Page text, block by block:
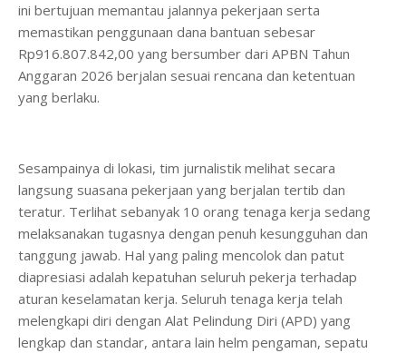
ini bertujuan memantau jalannya pekerjaan serta
memastikan penggunaan dana bantuan sebesar
Rp916.807.842,00 yang bersumber dari APBN Tahun
Anggaran 2026 berjalan sesuai rencana dan ketentuan
yang berlaku.
Sesampainya di lokasi, tim jurnalistik melihat secara
langsung suasana pekerjaan yang berjalan tertib dan
teratur. Terlihat sebanyak 10 orang tenaga kerja sedang
melaksanakan tugasnya dengan penuh kesungguhan dan
tanggung jawab. Hal yang paling mencolok dan patut
diapresiasi adalah kepatuhan seluruh pekerja terhadap
aturan keselamatan kerja. Seluruh tenaga kerja telah
melengkapi diri dengan Alat Pelindung Diri (APD) yang
lengkap dan standar, antara lain helm pengaman, sepatu